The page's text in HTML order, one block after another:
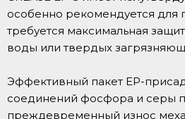
особенно рекомендуется для
требуется максимальная
воды или твердых
Эффективный пакет EP-
соединений фосфора и серы
преждевременный износ